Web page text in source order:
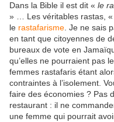
Dans la Bible il est dit « le
» … Les véritables rastas, «
le rastafarisme . Je ne sais
en tant que citoyennes de
bureaux de vote en
qu’elles ne pourraient pas
femmes rastafaris étant
contraintes à l’isolement.
faire des économies ? Pas
restaurant : il ne
une femme qui pourrait